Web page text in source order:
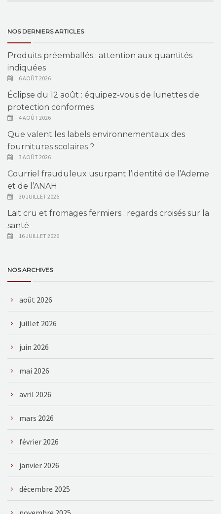
NOS DERNIERS ARTICLES
Produits préemballés : attention aux quantités
indiquées
6 AOÛT 2026
Éclipse du 12 août : équipez-vous de lunettes de
protection conformes
4 AOÛT 2026
Que valent les labels environnementaux des
fournitures scolaires ?
3 AOÛT 2026
Courriel frauduleux usurpant l’identité de l’Ademe
et de l’ANAH
30 JUILLET 2026
Lait cru et fromages fermiers : regards croisés sur la
santé
16 JUILLET 2026
NOS ARCHIVES
août 2026
juillet 2026
juin 2026
mai 2026
avril 2026
mars 2026
février 2026
janvier 2026
décembre 2025